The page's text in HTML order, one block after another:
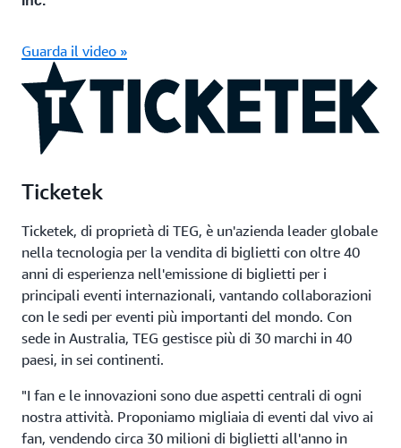
Guarda il video »
Ticketek
Ticketek, di proprietà di TEG, è un'azienda leader globale
nella tecnologia per la vendita di biglietti con oltre 40
anni di esperienza nell'emissione di biglietti per i
principali eventi internazionali, vantando collaborazioni
con le sedi per eventi più importanti del mondo. Con
sede in Australia, TEG gestisce più di 30 marchi in 40
paesi, in sei continenti.
"I fan e le innovazioni sono due aspetti centrali di ogni
nostra attività. Proponiamo migliaia di eventi dal vivo ai
fan, vendendo circa 30 milioni di biglietti all'anno in